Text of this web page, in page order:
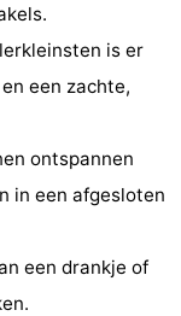
is er
een zachte,
ontspannen
in een afgesloten
een drankje of